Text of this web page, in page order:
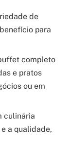
de
para
completo
e pratos
ou em
culinária
a qualidade,